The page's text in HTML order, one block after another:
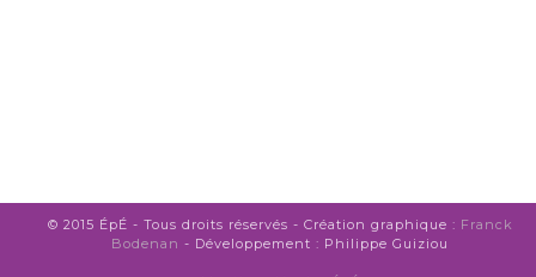
© 2015 ÉpÉ - Tous droits réservés - Création graphique : Franck
Bodenan - Développement : Philippe Guiziou